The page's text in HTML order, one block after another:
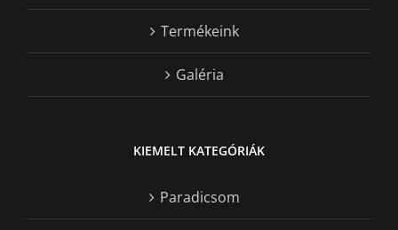
Termékeink
Galéria
KIEMELT KATEGÓRIÁK
Paradicsom